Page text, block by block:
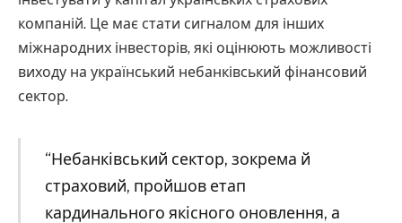
компаній. Це має стати сигналом для інших
міжнародних інвесторів, які оцінюють можливості
виходу на український небанківський фінансовий
сектор.
“Небанківський сектор, зокрема й
страховий, пройшов етап
кардинального якісного оновлення, а